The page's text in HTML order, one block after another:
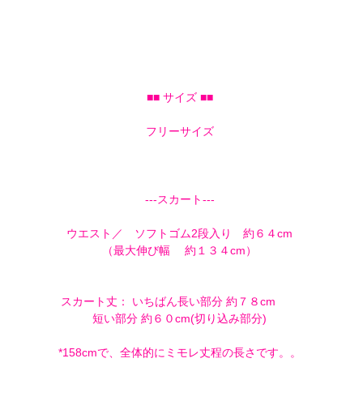
■■ サイズ ■■
フリーサイズ
---スカート---
ウエスト／ ソフトゴム2段入り 約６４cm
（最大伸び幅 約１３４cm）
スカート丈： いちばん長い部分 約７８cm
短い部分 約６０cm(切り込み部分)
*158cmで、全体的にミモレ丈程の長さです。。